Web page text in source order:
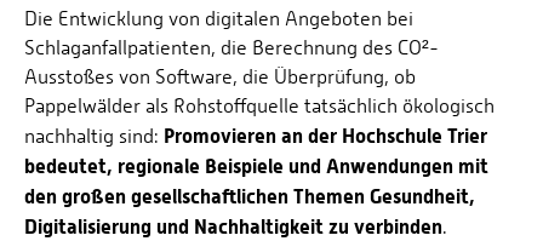
Personalvertretungen
Schwerbehindertenvertretungen
Informationssicherheit
Personalentwicklung
Personensuche
Die Entwicklung von digitalen Angeboten bei
Schlaganfallpatienten, die Berechnung des CO²-
Ausstoßes von Software, die Überprüfung, ob
Pappelwälder als Rohstoffquelle tatsächlich ökologisch
nachhaltig sind: Promovieren an der Hochschule Trier
bedeutet, regionale Beispiele und Anwendungen mit
den großen gesellschaftlichen Themen Gesundheit,
Digitalisierung und Nachhaltigkeit zu verbinden.